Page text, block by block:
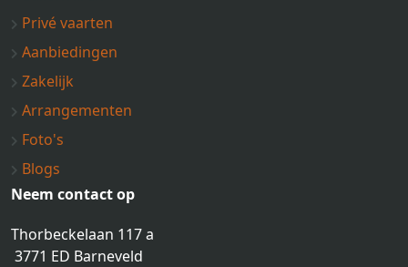
Privé vaarten
Aanbiedingen
Zakelijk
Arrangementen
Foto's
Blogs
Neem contact op
Thorbeckelaan 117 a
3771 ED Barneveld